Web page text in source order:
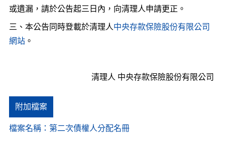
或遺漏，請於公告起三日內，向清理人申請更正。
三、本公告同時登載於清理人中央存款保險股份有限公司
網站。
清理人 中央存款保險股份有限公司
附加檔案
檔案名稱： 第二次債權人分配名冊